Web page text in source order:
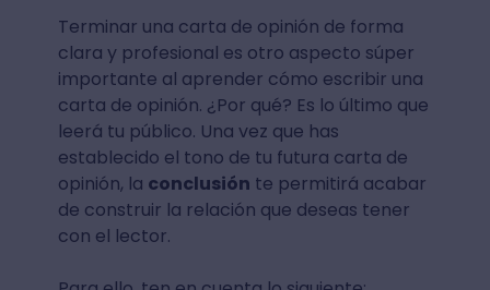
Terminar una carta de opinión de forma
clara y profesional es otro aspecto súper
importante al aprender cómo escribir una
carta de opinión. ¿Por qué? Es lo último que
leerá tu público. Una vez que has
establecido el tono de tu futura carta de
opinión, la conclusión te permitirá acabar
de construir la relación que deseas tener
con el lector.